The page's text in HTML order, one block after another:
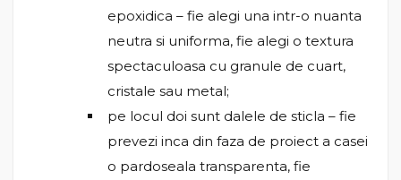
epoxidica – fie alegi una intr-o nuanta
neutra si uniforma, fie alegi o textura
spectaculoasa cu granule de cuart,
cristale sau metal;
pe locul doi sunt dalele de sticla – fie
prevezi inca din faza de proiect a casei
o pardoseala transparenta, fie